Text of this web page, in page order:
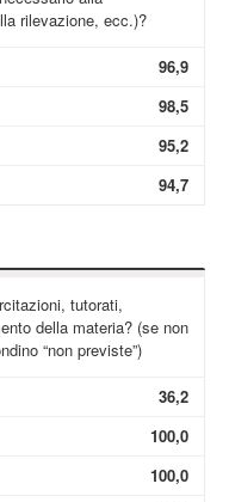
rilevazione, ecc.)?
96,9
98,5
95,2
94,7
tutorati,
della materia? (se non
“non previste”)
36,2
100,0
100,0